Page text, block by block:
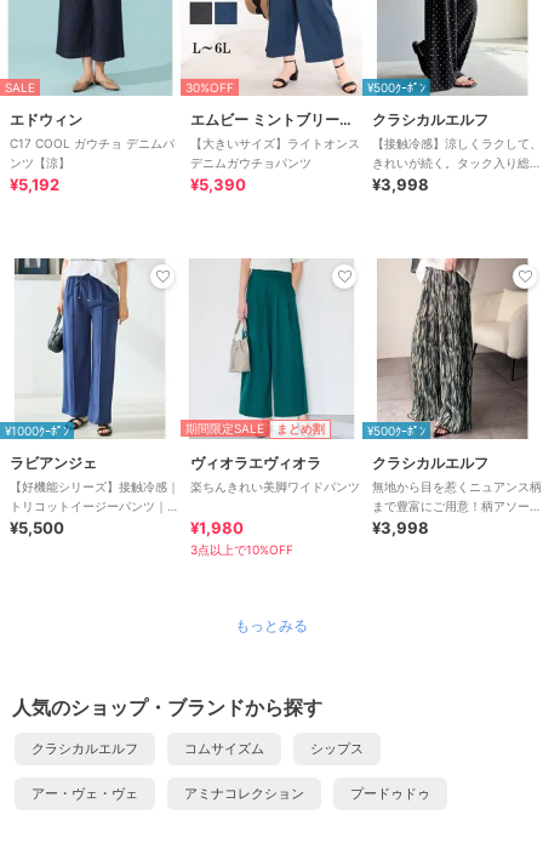
SALE
エドウィン
C17 COOL ガウチョ デニムパ
ンツ【涼】
¥5,192
30%OFF
エムビー ミントブリーズ
【大きいサイズ】ライトオンス
デニムガウチョパンツ
¥5,390
¥500ｸｰﾎﾟﾝ
クラシカルエルフ
【接触冷感】涼しくラクして、
きれいが続く。タック入り総柄
ワイドイージーパンツ（ウエス
¥3,998
¥1000ｸｰﾎﾟﾝ
ラビアンジェ
【好機能シリーズ】接触冷感｜
トリコットイージーパンツ｜楽
なのに美脚/ストレッチ/セット
¥5,500
期間限定SALE まとめ割
ヴィオラエヴィオラ
楽ちんきれい美脚ワイドパンツ
¥1,980
3点以上で10%OFF
¥500ｸｰﾎﾟﾝ
クラシカルエルフ
無地から目を惹くニュアンス柄
まで豊富にご用意！柄アソート
細プリーツパンツ
¥3,998
もっとみる
人気のショップ・ブランドから探す
クラシカルエルフ コムサイズム シップス
アー・ヴェ・ヴェ アミナコレクション プードゥドゥ